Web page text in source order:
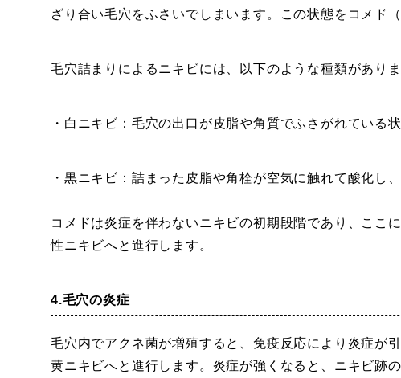
ざり合い毛穴をふさいでしまいます。この状態をコメド
毛穴詰まりによるニキビには、以下のような種類がありま
・白ニキビ：毛穴の出口が皮脂や角質でふさがれている
・黒ニキビ：詰まった皮脂や角栓が空気に触れて酸化し
コメドは炎症を伴わないニキビの初期段階であり、ここ
性ニキビへと進行します。
4.毛穴の炎症
毛穴内でアクネ菌が増殖すると、免疫反応により炎症が
黄ニキビへと進行します。炎症が強くなると、ニキビ跡